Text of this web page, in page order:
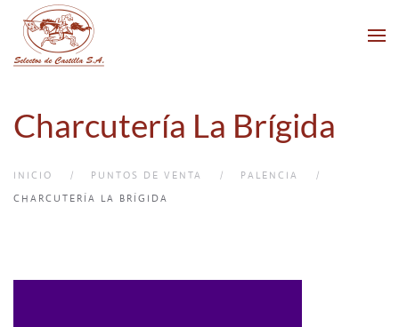
Skip to main content
Charcutería La Brígida
INICIO PUNTOS DE VENTA
PALENCIA
CHARCUTERÍA LA BRÍGIDA